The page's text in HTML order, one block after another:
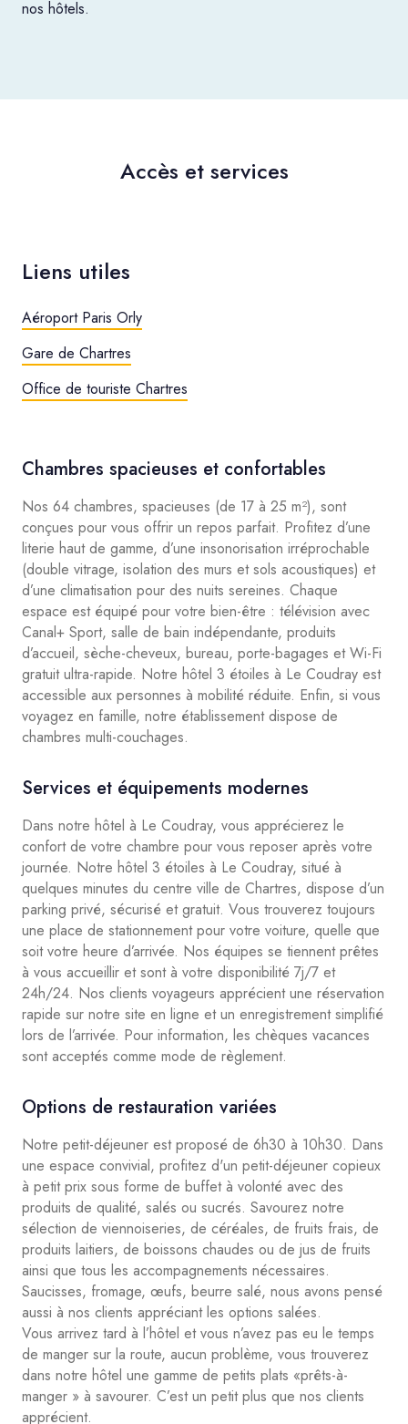
nos hôtels.
Accès et services
Liens utiles
Aéroport Paris Orly
Gare de Chartres
Office de touriste Chartres
Chambres spacieuses et confortables
Nos 64 chambres, spacieuses (de 17 à 25 m²), sont
conçues pour vous offrir un repos parfait. Profitez d’une
literie haut de gamme, d’une insonorisation irréprochable
(double vitrage, isolation des murs et sols acoustiques) et
d’une climatisation pour des nuits sereines. Chaque
espace est équipé pour votre bien-être : télévision avec
Canal+ Sport, salle de bain indépendante, produits
d’accueil, sèche-cheveux, bureau, porte-bagages et Wi-Fi
gratuit ultra-rapide. Notre hôtel 3 étoiles à Le Coudray est
accessible aux personnes à mobilité réduite. Enfin, si vous
voyagez en famille, notre établissement dispose de
chambres multi-couchages.
Services et équipements modernes
Dans notre hôtel à Le Coudray, vous apprécierez le
confort de votre chambre pour vous reposer après votre
journée. Notre hôtel 3 étoiles à Le Coudray, situé à
quelques minutes du centre ville de Chartres, dispose d’un
parking privé, sécurisé et gratuit. Vous trouverez toujours
une place de stationnement pour votre voiture, quelle que
soit votre heure d’arrivée. Nos équipes se tiennent prêtes
à vous accueillir et sont à votre disponibilité 7j/7 et
24h/24. Nos clients voyageurs apprécient une réservation
rapide sur notre site en ligne et un enregistrement simplifié
lors de l’arrivée. Pour information, les chèques vacances
sont acceptés comme mode de règlement.
Options de restauration variées
Notre petit-déjeuner est proposé de 6h30 à 10h30. Dans
une espace convivial, profitez d'un petit-déjeuner copieux
à petit prix sous forme de buffet à volonté avec des
produits de qualité, salés ou sucrés. Savourez notre
sélection de viennoiseries, de céréales, de fruits frais, de
produits laitiers, de boissons chaudes ou de jus de fruits
ainsi que tous les accompagnements nécessaires.
Saucisses, fromage, œufs, beurre salé, nous avons pensé
aussi à nos clients appréciant les options salées.
Vous arrivez tard à l’hôtel et vous n’avez pas eu le temps
de manger sur la route, aucun problème, vous trouverez
dans notre hôtel une gamme de petits plats «prêts-à-
manger » à savourer. C’est un petit plus que nos clients
apprécient.